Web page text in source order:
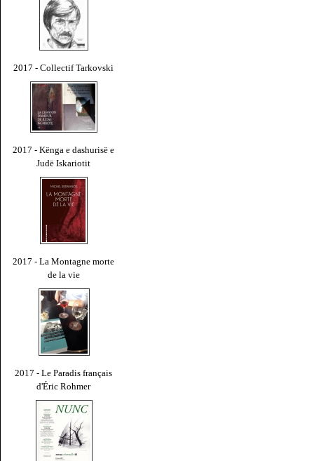
2017 - Collectif Tarkovski
2017 - Kënga e dashurisë e
Judë Iskariotit
2017 - La Montagne morte
de la vie
2017 - Le Paradis français
d'Éric Rohmer